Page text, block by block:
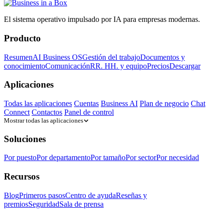
El sistema operativo impulsado por IA para empresas modernas.
Producto
ResumenAI Business OSGestión del trabajoDocumentos y
conocimientoComunicaciónRR. HH. y equipoPreciosDescargar
Aplicaciones
Todas las aplicaciones Cuentas Business AI Plan de negocio Chat
Connect Contactos Panel de control
Mostrar todas las aplicaciones
Soluciones
Por puestoPor departamentoPor tamañoPor sectorPor necesidad
Recursos
BlogPrimeros pasosCentro de ayudaReseñas y
premiosSeguridadSala de prensa